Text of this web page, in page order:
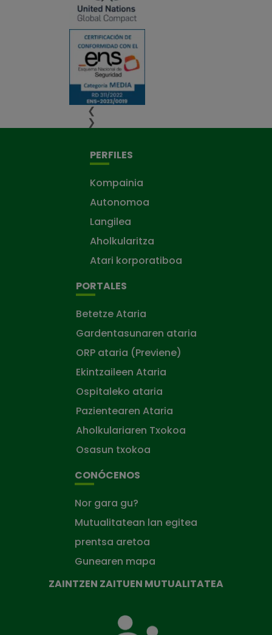
❮
❯
PERFILES
Kompainia
Autonomoa
Langilea
Aholkularitza
Atari korporatiboa
PORTALES
Betetze Ataria
Gardentasunaren ataria
ORP ataria (Previene)
Ekintzaileen Ataria
Ospitaleko ataria
Pazientearen Ataria
Aholkulariaren Txokoa
Osasun txokoa
CONÓCENOS
Nor gara gu?
Mutualitatean lan egitea
prentsa aretoa
Gunearen mapa
ZAINTZEN ZAITUEN MUTUALITATEA
zaituen